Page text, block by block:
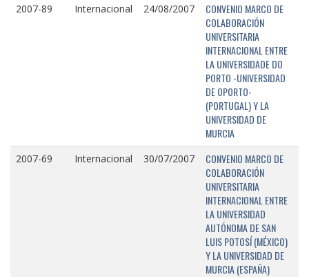
2007-89 Internacional 24/08/2007
CONVENIO MARCO DE
COLABORACIÓN
UNIVERSITARIA
INTERNACIONAL ENTRE
LA UNIVERSIDADE DO
PORTO -UNIVERSIDAD
DE OPORTO-
(PORTUGAL) Y LA
UNIVERSIDAD DE
MURCIA
2007-69 Internacional 30/07/2007
CONVENIO MARCO DE
COLABORACIÓN
UNIVERSITARIA
INTERNACIONAL ENTRE
LA UNIVERSIDAD
AUTÓNOMA DE SAN
LUIS POTOSÍ (MÉXICO)
Y LA UNIVERSIDAD DE
MURCIA (ESPAÑA)